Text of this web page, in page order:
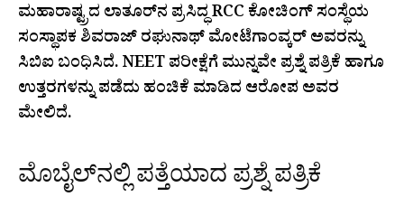
ಮಹಾರಾಷ್ಟ್ರದ ಲಾತೂರ್‌ನ ಪ್ರಸಿದ್ಧ RCC ಕೋಚಿಂಗ್ ಸಂಸ್ಥೆಯ
ಸಂಸ್ಥಾಪಕ ಶಿವರಾಜ್ ರಘುನಾಥ್ ಮೋಟೆಗಾಂವ್ಕರ್ ಅವರನ್ನು
ಸಿಬಿಐ ಬಂಧಿಸಿದೆ. NEET ಪರೀಕ್ಷೆಗೆ ಮುನ್ನವೇ ಪ್ರಶ್ನೆ ಪತ್ರಿಕೆ ಹಾಗೂ
ಉತ್ತರಗಳನ್ನು ಪಡೆದು ಹಂಚಿಕೆ ಮಾಡಿದ ಆರೋಪ ಅವರ
ಮೇಲಿದೆ.
ಮೊಬೈಲ್‌ನಲ್ಲಿ ಪತ್ತೆಯಾದ ಪ್ರಶ್ನೆ ಪತ್ರಿಕೆ